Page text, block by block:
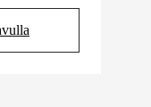
välilehdessä)